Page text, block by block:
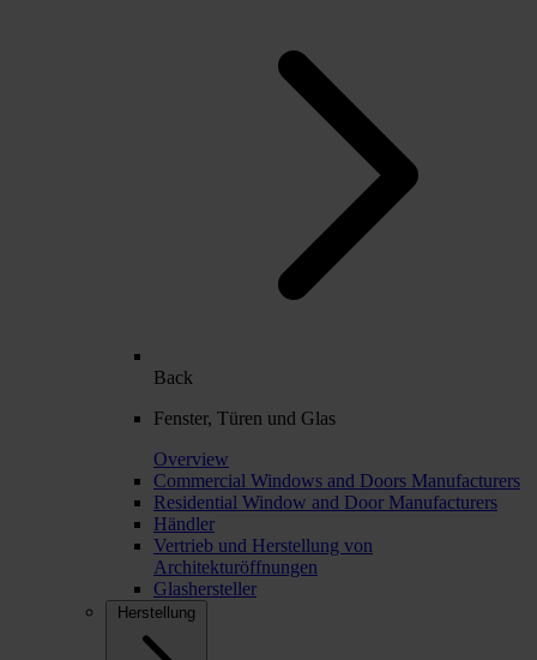
Back
Fenster, Türen und Glas
Overview
Commercial Windows and Doors Manufacturers
Residential Window and Door Manufacturers
Händler
Vertrieb und Herstellung von
Architekturöffnungen
Glashersteller
Herstellung